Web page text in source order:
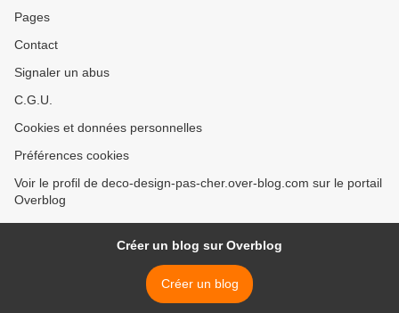
Pages
Contact
Signaler un abus
C.G.U.
Cookies et données personnelles
Préférences cookies
Voir le profil de deco-design-pas-cher.over-blog.com sur le portail
Overblog
Créer un blog sur Overblog
Créer un blog